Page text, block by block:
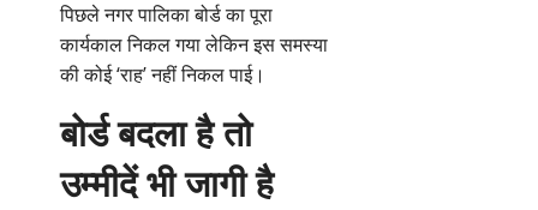
पिछले नगर पालिका बोर्ड का पूरा
कार्यकाल निकल गया लेकिन इस समस्या
की कोई ‘राह’ नहीं निकल पाई।
बोर्ड बदला है तो
उम्मीदें भी जागी है